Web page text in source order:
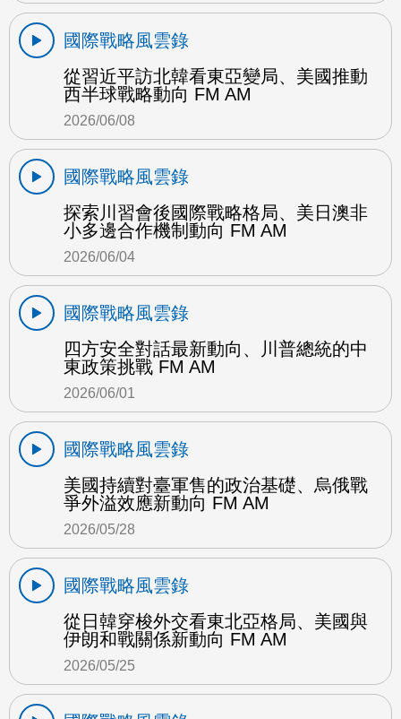
國際戰略風雲錄
從習近平訪北韓看東亞變局、美國推動
西半球戰略動向 FM AM
2026/06/08
國際戰略風雲錄
探索川習會後國際戰略格局、美日澳非
小多邊合作機制動向 FM AM
2026/06/04
國際戰略風雲錄
四方安全對話最新動向、川普總統的中
東政策挑戰 FM AM
2026/06/01
國際戰略風雲錄
美國持續對臺軍售的政治基礎、烏俄戰
爭外溢效應新動向 FM AM
2026/05/28
國際戰略風雲錄
從日韓穿梭外交看東北亞格局、美國與
伊朗和戰關係新動向 FM AM
2026/05/25